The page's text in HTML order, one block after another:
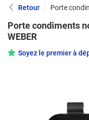
Retour
Porte condiments
WEBER
Soyez le premier à